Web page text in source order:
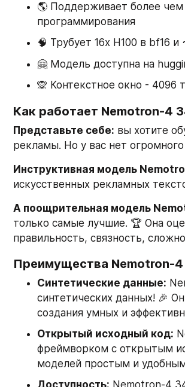
🌎 Поддерживает более
программирования
🧠 Трубует 16x H100 в bf16 и
🤗 Модель доступна на
🙊 Контекстное окно - 4096
Как работает Nemotron-4
Представьте себе: вы хотите
рекламы. Но у вас нет
Инструктивная модель
искусственных рекламных
А поощрительная модель
только самые лучшие. 🏆 Она
правильность, связность,
Преимущества Nemotron-4
Синтетические данные:
синтетических данных! 🎉
создания умных и
Открытый исходный код:
фреймворком с открытым
моделей простым и
Доступность: Nemotron-4